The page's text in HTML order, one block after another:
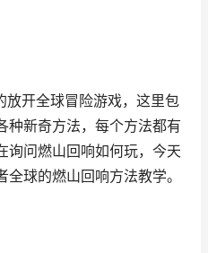
放开全球冒险游戏，这里包
种新奇方法，每个方法都有
询问燃山回响如何玩，今天
球的燃山回响方法教学。